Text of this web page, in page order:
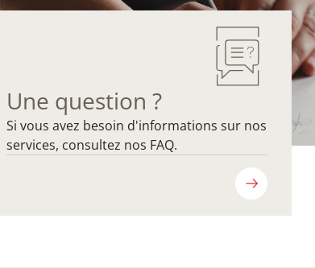
Une question ?
Si vous avez besoin d'informations sur nos
services, consultez nos FAQ.